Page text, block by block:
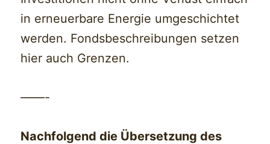
in erneuerbare Energie umgeschichtet
werden. Fondsbeschreibungen setzen
hier auch Grenzen.
——-
Nachfolgend die Übersetzung des